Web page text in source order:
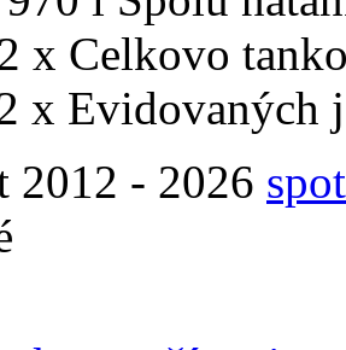
x Celkovo
x Evidovaných
2012 - 2026